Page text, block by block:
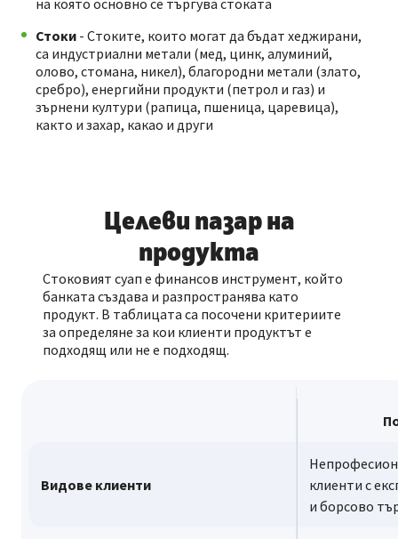
на която основно се търгува стоката
Стоки - Стоките, които могат да бъдат хеджирани,
са индустриални метали (мед, цинк, алуминий,
олово, стомана, никел), благородни метали (злато,
сребро), енергийни продукти (петрол и газ) и
зърнени култури (рапица, пшеница, царевица),
както и захар, какао и други
Целеви пазар на
продукта
Стоковият суап е финансов инструмент, който
банката създава и разпространява като
продукт. В таблицата са посочени критериите
за определяне за кои клиенти продуктът е
подходящ или не е подходящ.
Видове клиенти
клиенти с
и борсово